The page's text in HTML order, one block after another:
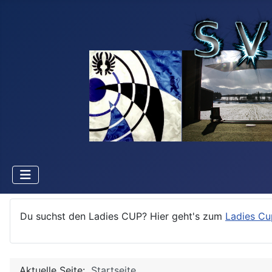
Du suchst den Ladies CUP? Hier geht's zum Ladies